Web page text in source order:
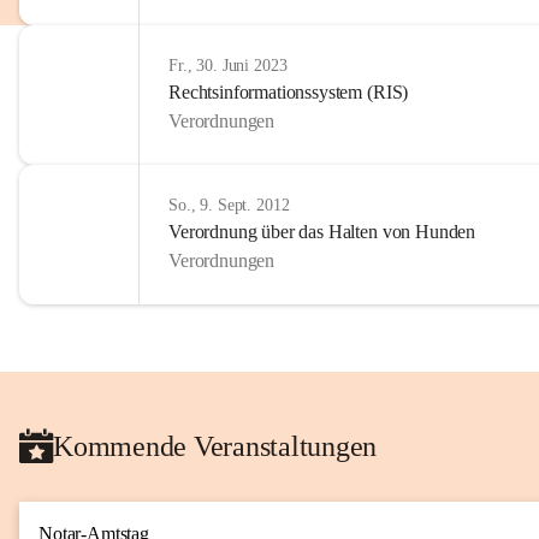
Fr., 30. Juni 2023
Rechtsinformationssystem (RIS)
Verordnungen
So., 9. Sept. 2012
Verordnung über das Halten von Hunden
Verordnungen
Kommende Veranstaltungen
Notar-Amtstag